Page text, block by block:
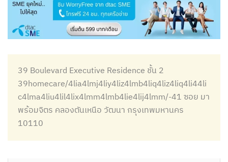
39 Boulevard Executive Residence ชั้น 2
39homecare/4lia4lmj4liy4liz4lmb4liq4liz4liq4li44li
c4lma4liu4lil4lix4lmm4lmb4lie4lij4lmm/-41 ซอย มา
พร้อมจิตร คลองตันเหนือ วัฒนา กรุงเทพมหานคร
10110